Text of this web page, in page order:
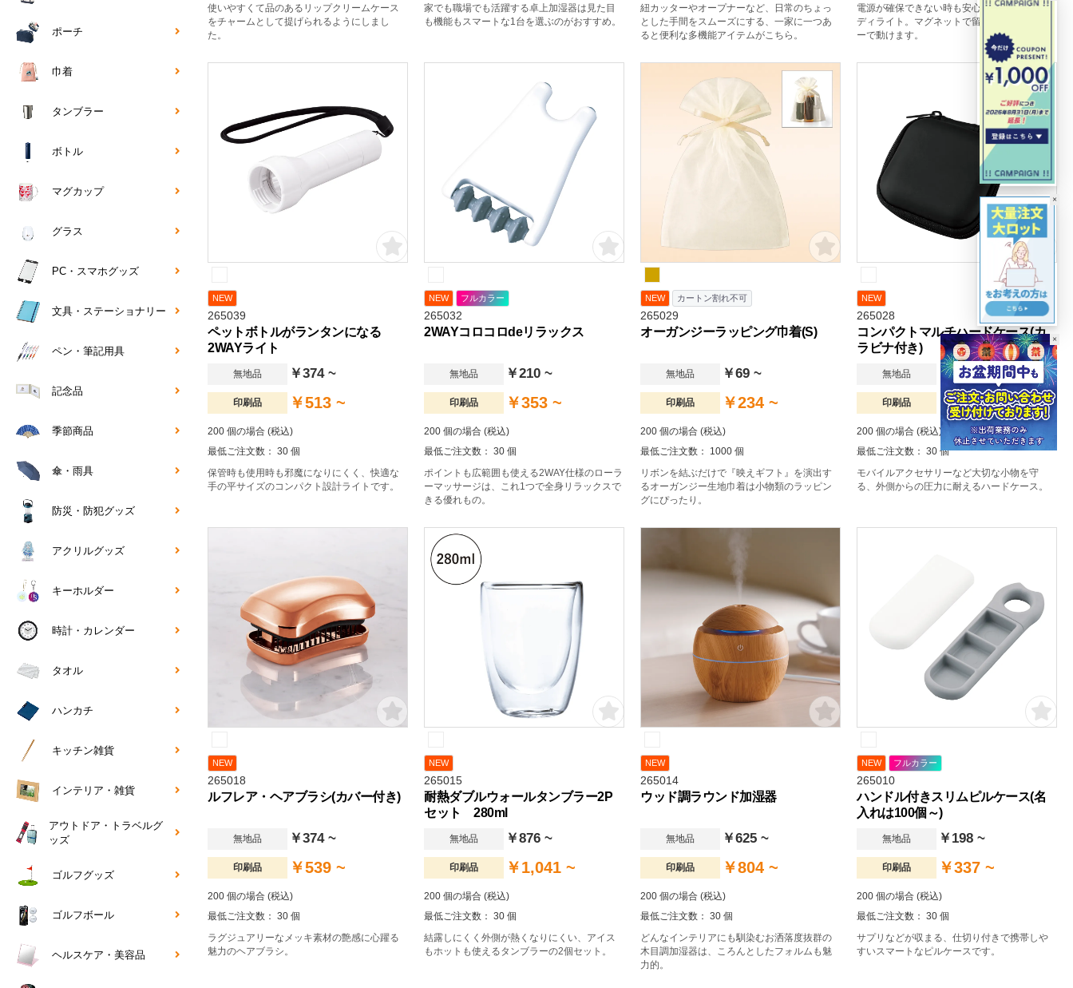
使いやすくて品のあるリップクリームケース
をチャームとして提げられるようにしまし
た。
家でも職場でも活躍する卓上加湿器は見た目
も機能もスマートな1台を選ぶのがおすすめ。
紐カッターやオープナーなど、日常のちょっ
とした手間をスムーズにする、一家に一つあ
ると便利な多機能アイテムがこちら。
電源が確保できない時も安心の乾電池式ハン
ディライト。マグネットで留めれば両手フリ
ーで動けます。
NEW
265039
ペットボトルがランタンになる
2WAYライト
無地品 ￥374 ~
印刷品 ￥513 ~
200 個の場合 (税込)
最低ご注文数： 30 個
保管時も使用時も邪魔になりにくく、快適な
手の平サイズのコンパクト設計ライトです。
NEW フルカラー
265032
2WAYコロコロdeリラックス
無地品 ￥210 ~
印刷品 ￥353 ~
200 個の場合 (税込)
最低ご注文数： 30 個
ポイントも広範囲も使える2WAY仕様のローラ
ーマッサージは、これ1つで全身リラックスで
きる優れもの。
NEW カートン割れ不可
265029
オーガンジーラッピング巾着(S)
無地品 ￥69 ~
印刷品 ￥234 ~
200 個の場合 (税込)
最低ご注文数： 1000 個
リボンを結ぶだけで『映えギフト』を演出す
るオーガンジー生地巾着は小物類のラッピン
グにぴったり。
NEW
265028
コンパクトマルチハードケース(カ
ラビナ付き)
無地品 ￥135 ~
印刷品 ￥300 ~
200 個の場合 (税込)
最低ご注文数： 30 個
モバイルアクセサリーなど大切な小物を守
る、外側からの圧力に耐えるハードケース。
NEW
265018
ルフレア・ヘアブラシ(カバー付き)
無地品 ￥374 ~
印刷品 ￥539 ~
200 個の場合 (税込)
最低ご注文数： 30 個
ラグジュアリーなメッキ素材の艶感に心躍る
魅力のヘアブラシ。
NEW
265015
耐熱ダブルウォールタンブラー2P
セット 280ml
無地品 ￥876 ~
印刷品 ￥1,041 ~
200 個の場合 (税込)
最低ご注文数： 30 個
結露しにくく外側が熱くなりにくい、アイス
もホットも使えるタンブラーの2個セット。
NEW
265014
ウッド調ラウンド加湿器
無地品 ￥625 ~
印刷品 ￥804 ~
200 個の場合 (税込)
最低ご注文数： 30 個
どんなインテリアにも馴染むお洒落度抜群の
木目調加湿器は、ころんとしたフォルムも魅
力的。
NEW フルカラー
265010
ハンドル付きスリムピルケース(名
入れは100個～)
無地品 ￥198 ~
印刷品 ￥337 ~
200 個の場合 (税込)
最低ご注文数： 30 個
サプリなどが収まる、仕切り付きで携帯しや
すいスマートなピルケースです。
ポーチ
巾着
タンブラー
ボトル
マグカップ
グラス
PC・スマホグッズ
文具・ステーショナリー
ペン・筆記用具
記念品
季節商品
傘・雨具
防災・防犯グッズ
アクリルグッズ
キーホルダー
時計・カレンダー
タオル
ハンカチ
キッチン雑貨
インテリア・雑貨
アウトドア・トラベルグ
ッズ
ゴルフグッズ
ゴルフボール
ヘルスケア・美容品
×
×